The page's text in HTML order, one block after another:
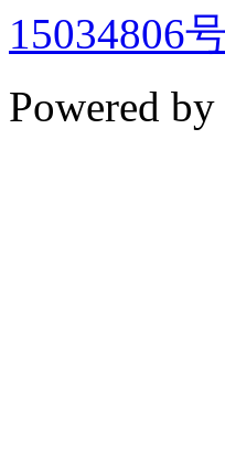
15034806
Powered by